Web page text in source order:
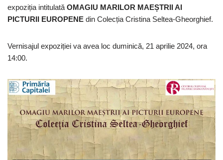
expoziția intitulată OMAGIU MARILOR MAEȘTRII AI
PICTURII EUROPENE din Colecția Cristina Seltea-Gheorghief.
Vernisajul expoziției va avea loc duminică, 21 aprilie 2024, ora
14:00.